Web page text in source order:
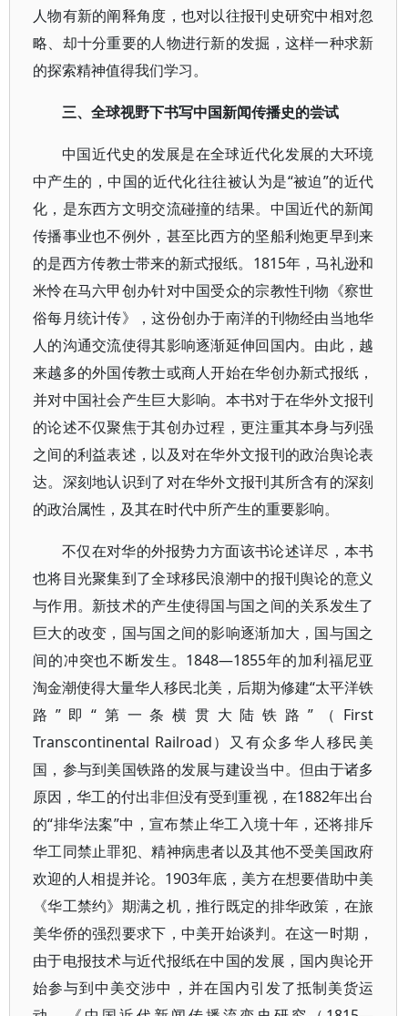
人物有新的阐释角度，也对以往报刊史研究中相对忽
略、却十分重要的人物进行新的发掘，这样一种求新
的探索精神值得我们学习。
三、全球视野下书写中国新闻传播史的尝试
中国近代史的发展是在全球近代化发展的大环境
中产生的，中国的近代化往往被认为是“被迫”的近代
化，是东西方文明交流碰撞的结果。中国近代的新闻
传播事业也不例外，甚至比西方的坚船利炮更早到来
的是西方传教士带来的新式报纸。1815年，马礼逊和
米怜在马六甲创办针对中国受众的宗教性刊物《察世
俗每月统计传》，这份创办于南洋的刊物经由当地华
人的沟通交流使得其影响逐渐延伸回国内。由此，越
来越多的外国传教士或商人开始在华创办新式报纸，
并对中国社会产生巨大影响。本书对于在华外文报刊
的论述不仅聚焦于其创办过程，更注重其本身与列强
之间的利益表述，以及对在华外文报刊的政治舆论表
达。深刻地认识到了对在华外文报刊其所含有的深刻
的政治属性，及其在时代中所产生的重要影响。
不仅在对华的外报势力方面该书论述详尽，本书
也将目光聚集到了全球移民浪潮中的报刊舆论的意义
与作用。新技术的产生使得国与国之间的关系发生了
巨大的改变，国与国之间的影响逐渐加大，国与国之
间的冲突也不断发生。1848—1855年的加利福尼亚
淘金潮使得大量华人移民北美，后期为修建“太平洋铁
路”即“第一条横贯大陆铁路”（First
Transcontinental Railroad）又有众多华人移民美
国，参与到美国铁路的发展与建设当中。但由于诸多
原因，华工的付出非但没有受到重视，在1882年出台
的“排华法案”中，宣布禁止华工入境十年，还将排斥
华工同禁止罪犯、精神病患者以及其他不受美国政府
欢迎的人相提并论。1903年底，美方在想要借助中美
《华工禁约》期满之机，推行既定的排华政策，在旅
美华侨的强烈要求下，中美开始谈判。在这一时期，
由于电报技术与近代报纸在中国的发展，国内舆论开
始参与到中美交涉中，并在国内引发了抵制美货运